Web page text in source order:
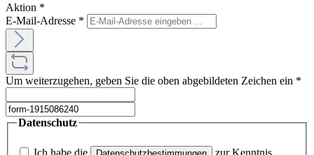
Aktion *
E-Mail-Adresse *
Um weiterzugehen, geben Sie die oben abgebildeten Zeichen ein *
Datenschutz